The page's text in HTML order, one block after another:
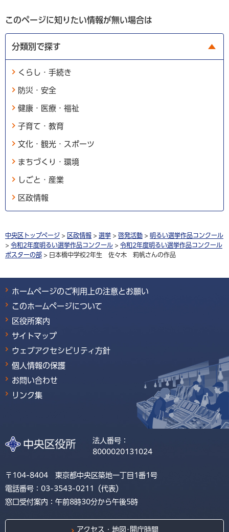
このページに知りたい情報が無い場合は
分類別で探す
くらし・手続き
防災・安全
健康・医療・福祉
子育て・教育
文化・観光・スポーツ
まちづくり・環境
しごと・産業
区政情報
中央区トップページ > 区政情報 > 選挙 > 啓発活動 > 明るい選挙作品コンクール
> 令和2年度明るい選挙作品コンクール > 令和2年度明るい選挙作品コンクール
ポスターの部 > 日本橋中学校2年生 佐々木 莉帆さんの作品
ホームページのご利用上の注意とお願い
このホームページについて
区役所案内
サイトマップ
ウェブアクセシビリティ方針
個人情報の保護
お問い合わせ
リンク集
法人番号：
8000020131024
〒104-8404 東京都中央区築地一丁目1番1号
電話番号：03-3543-0211（代表）
窓口受付案内：午前8時30分から午後5時
アクセス・地図･開庁時間